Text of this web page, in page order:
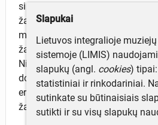
simboliai, plito Europoje, JAV.
žaisliukus XIX a. vid. ėmė
miestelio stiklapūčiai. Tarybų
žaisliukai – šalies istorijos ir
Nikitos Chruščiovo (1894–1971)
dominavo žemės ūkio kultūrų,
erai – kosminės tematikos
žaisliukais laikomi pagamintieji
Slapukai
Lietuvos integralioje
sistemoje (LIMIS)
slapukų (angl. cookies)
statistiniai ir rinkodariniai.
sutinkate su būtinaisiais
sutikti ir su visų slapukų